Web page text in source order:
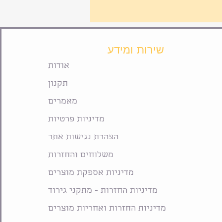
שירות ומידע
אודות
תקנון
מאמרים
מדיניות פרטיות
הצהרת נגישות אתר
משלוחים והחזרות
מדיניות אספקת מוצרים
מדיניות החזרות - מתקני גירוד
מדיניות החזרות ואחריות מוצרים